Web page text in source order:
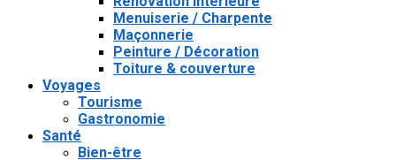
Menuiserie / Charpente
Maçonnerie
Peinture / Décoration
Toiture & couverture
Voyages
Tourisme
Gastronomie
Santé
Bien-être